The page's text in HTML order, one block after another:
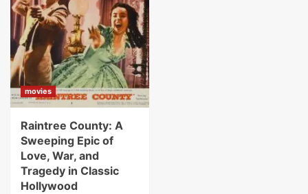
movies
Raintree County: A
Sweeping Epic of
Love, War, and
Tragedy in Classic
Hollywood